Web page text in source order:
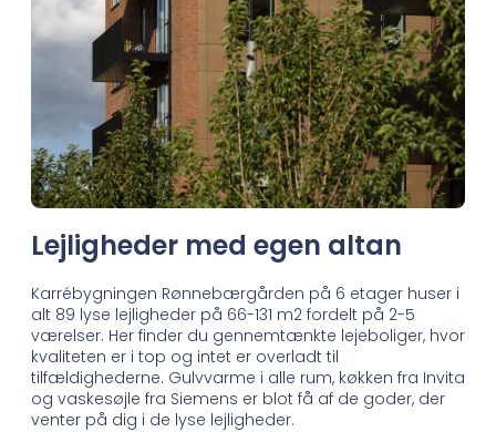
Lejligheder med egen altan
Karrébygningen Rønnebærgården på 6 etager huser i
alt 89 lyse lejligheder på 66-131 m2 fordelt på 2-5
værelser. Her finder du gennemtænkte lejeboliger, hvor
kvaliteten er i top og intet er overladt til
tilfældighederne. Gulvvarme i alle rum, køkken fra Invita
og vaskesøjle fra Siemens er blot få af de goder, der
venter på dig i de lyse lejligheder.